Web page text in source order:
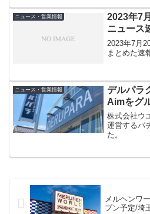
ニュース・営業情報
2023年7
ニュース
2023年7月
まとめた速
ニュース・営業情報
デルパラ
Aimをグ
株式会社ウ
運営するパ
た。
メルヘンワ
プン予定/埼